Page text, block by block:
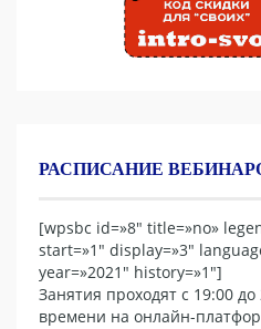
РАСПИСАНИЕ
[wpsbc id=»8″ title=»no»
start=»1″ display=»3″
year=»2021″ history=»1″]
Занятия проходят с 19:00
времени на онлайн-